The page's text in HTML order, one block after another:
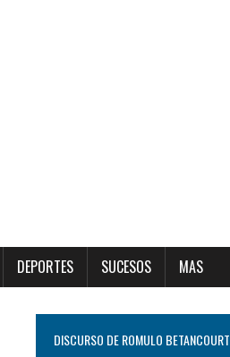
DEPORTES SUCESOS MAS
DISCURSO DE ROMULO BETANCOURT